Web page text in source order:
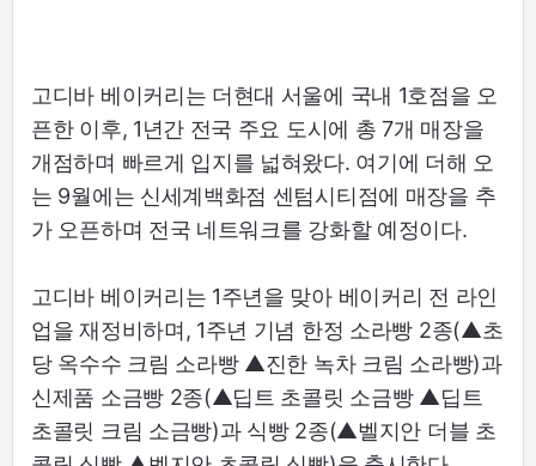
고디바 베이커리는 더현대 서울에 국내 1호점을 오
픈한 이후, 1년간 전국 주요 도시에 총 7개 매장을
개점하며 빠르게 입지를 넓혀왔다. 여기에 더해 오
는 9월에는 신세계백화점 센텀시티점에 매장을 추
가 오픈하며 전국 네트워크를 강화할 예정이다.
고디바 베이커리는 1주년을 맞아 베이커리 전 라인
업을 재정비하며, 1주년 기념 한정 소라빵 2종(▲초
당 옥수수 크림 소라빵 ▲진한 녹차 크림 소라빵)과
신제품 소금빵 2종(▲딥트 초콜릿 소금빵 ▲딥트
초콜릿 크림 소금빵)과 식빵 2종(▲벨지안 더블 초